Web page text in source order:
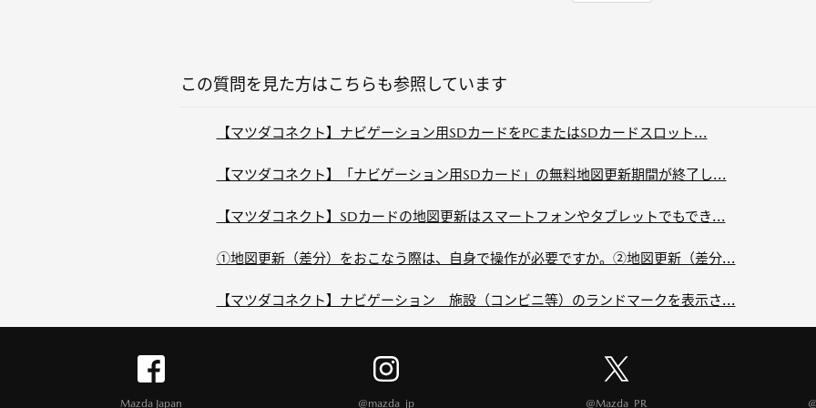
この質問を見た方はこちらも参照しています
【マツダコネクト】ナビゲーション用SDカードをPCまたはSDカードスロット...
【マツダコネクト】「ナビゲーション用SDカード」の無料地図更新期間が終了し...
【マツダコネクト】SDカードの地図更新はスマートフォンやタブレットでもでき...
①地図更新（差分）をおこなう際は、自身で操作が必要ですか。②地図更新（差分...
【マツダコネクト】ナビゲーション 施設（コンビニ等）のランドマークを表示さ...
Mazda Japan @mazda_jp @Mazda_PR